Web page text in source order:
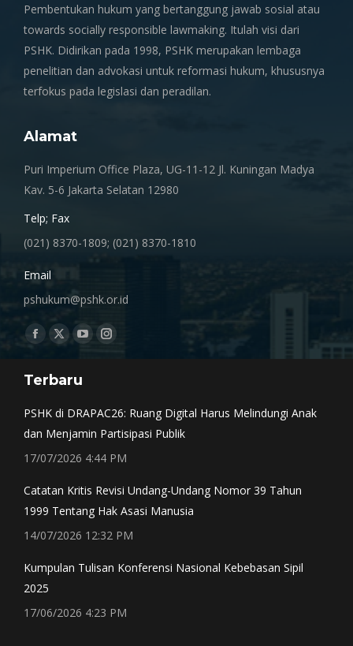
Pembentukan hukum yang bertanggung jawab sosial atau
towards socially responsible lawmaking. Itulah visi dari
PSHK. Didirikan pada 1998, PSHK merupakan lembaga
penelitian dan advokasi untuk reformasi hukum, khususnya
terfokus pada legislasi dan peradilan.
Alamat
Puri Imperium Office Plaza, UG-11-12 Jl. Kuningan Madya
Kav. 5-6 Jakarta Selatan 12980
Telp; Fax
(021) 8370-1809; (021) 8370-1810
Email
pshukum@pshk.or.id
Find us on:
Facebook
opens
window
X
opens
window
YouTube
opens
Instagram
window
Terbaru
PSHK di DRAPAC26: Ruang Digital Harus Melindungi Anak
dan Menjamin Partisipasi Publik
17/07/2026 4:44 PM
Catatan Kritis Revisi Undang-Undang Nomor 39 Tahun
1999 Tentang Hak Asasi Manusia
14/07/2026 12:32 PM
Kumpulan Tulisan Konferensi Nasional Kebebasan Sipil
2025
17/06/2026 4:23 PM